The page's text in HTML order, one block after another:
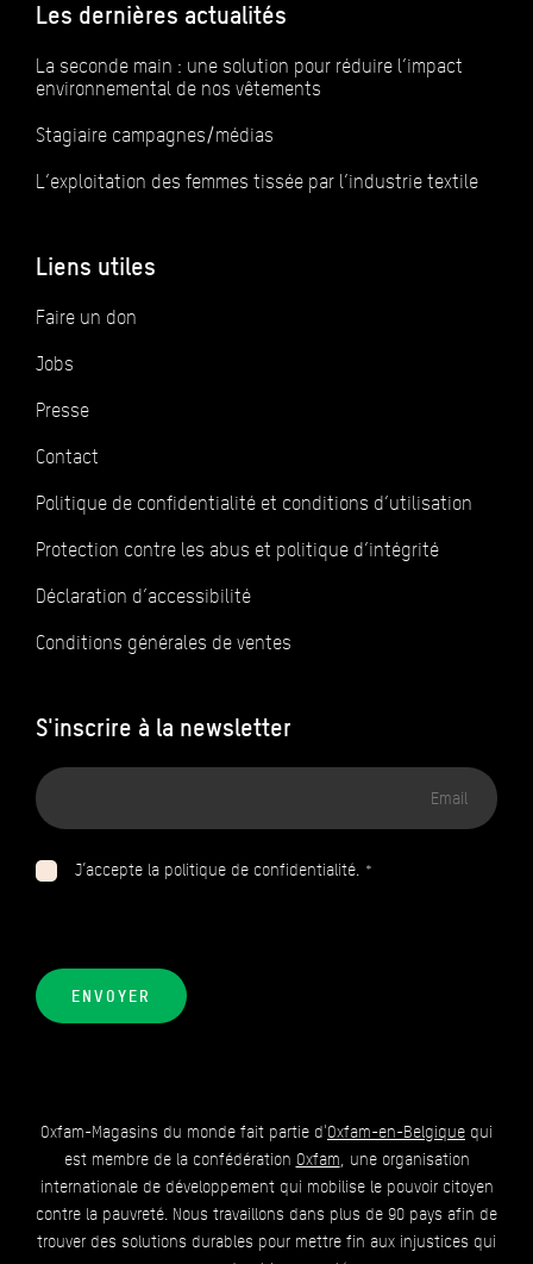
Les dernières actualités
La seconde main : une solution pour réduire l’impact
environnemental de nos vêtements
Stagiaire campagnes/médias
L’exploitation des femmes tissée par l’industrie textile
Liens utiles
Faire un don
Jobs
Presse
Contact
Politique de confidentialité et conditions d’utilisation
Protection contre les abus et politique d’intégrité
Déclaration d’accessibilité
Conditions générales de ventes
S'inscrire à la newsletter
Adresse
email
J’accepte la politique de confidentialité. *
ENVOYER
Oxfam-Magasins du monde fait partie d'Oxfam-en-Belgique qui
est membre de la confédération Oxfam, une organisation
internationale de développement qui mobilise le pouvoir citoyen
contre la pauvreté. Nous travaillons dans plus de 90 pays afin de
trouver des solutions durables pour mettre fin aux injustices qui